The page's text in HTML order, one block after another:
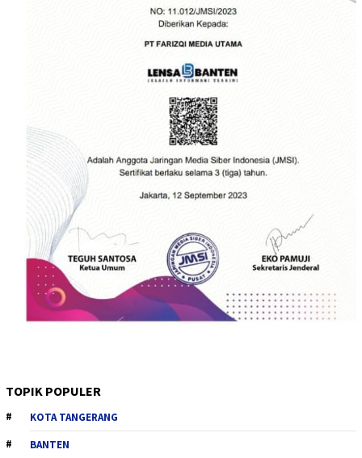
TOPIK POPULER
KOTA TANGERANG
BANTEN